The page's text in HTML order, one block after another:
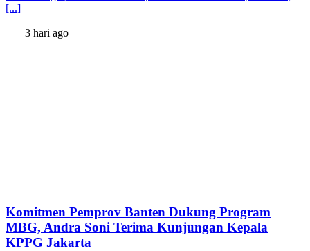
[...]
3 hari ago
Komitmen Pemprov Banten Dukung Program
MBG, Andra Soni Terima Kunjungan Kepala
KPPG Jakarta